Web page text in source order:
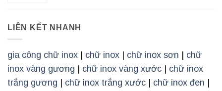
LIÊN KẾT NHANH
gia công chữ inox chữ inox chữ inox sơn
chữ
inox vàng gương
chữ inox vàng xước
chữ inox
trắng gương
chữ inox trắng xước chữ inox đen